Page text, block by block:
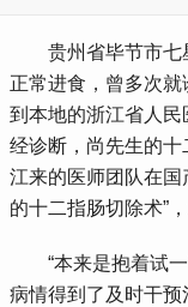
贵州省毕节市七
正常进食，曾多次
到本地的浙江省人民
经诊断，尚先生的
江来的医师团队在国
的十二指肠切除术”
“本来是抱着试一
病情得到了及时干预